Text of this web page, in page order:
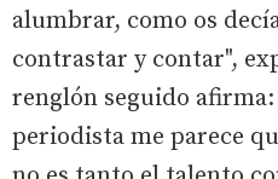
alumbrar, como os
contrastar y contar",
renglón seguido
periodista me parece